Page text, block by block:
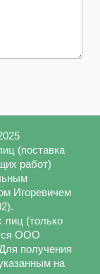
(поставка
работ)
Игоревичем
лиц (только
ООО
получения
на